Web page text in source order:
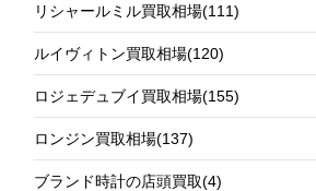
リシャールミル買取相場(111)
ルイヴィトン買取相場(120)
ロジェデュブイ買取相場(155)
ロンジン買取相場(137)
ブランド時計の店頭買取(4)